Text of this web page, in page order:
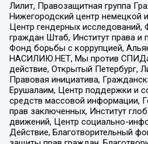
Лилит, Правозащитная группа
Нижегородский центр немецкой
Центр гендерных
граждан Штаб, Институт права и
Фонд борьбы с коррупцией,
НАСИЛИЮ.НЕТ, Мы против
действие, Открытый Петербург,
Правовая инициатива,
Ерушалаим, Центр поддержки и
средств массовой информации,
прав заключенных, Институт
движений, Центр социально-
Действие, Благотворительный